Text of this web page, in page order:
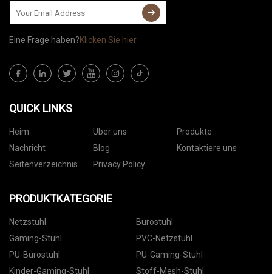
Eine Frage haben?Klicken Sie hier
QUICK LINKS
Heim Über uns
Produkte
Nachricht
Blog
Kontaktiere uns
Seitenverzeichnis
Privacy Policy
PRODUKTKATEGORIE
Netzstuhl
Bürostuhl
Gaming-Stuhl
PVC-Netzstuhl
PU-Bürostuhl
PU-Gaming-Stuhl
Kinder-Gaming-Stuhl
Stoff-Mesh-Stuhl